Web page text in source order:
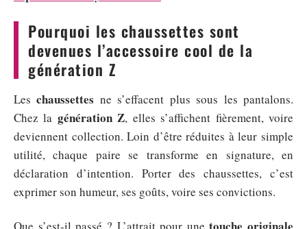
Pourquoi les chaussettes sont
devenues l’accessoire cool de la
génération Z
Leschaussettes ne s’effacent plus sous les pantalons.
Chez la génération Z, elles s’affichent fièrement, voire
deviennent collection. Loin d’être réduites à leur simple
utilité, chaque paire se transforme en signature, en
déclaration d’intention. Porter des chaussettes, c’est
exprimer son humeur, ses goûts, voire ses convictions.
Que s’est-il passé ? L’attrait pour unetouche originale